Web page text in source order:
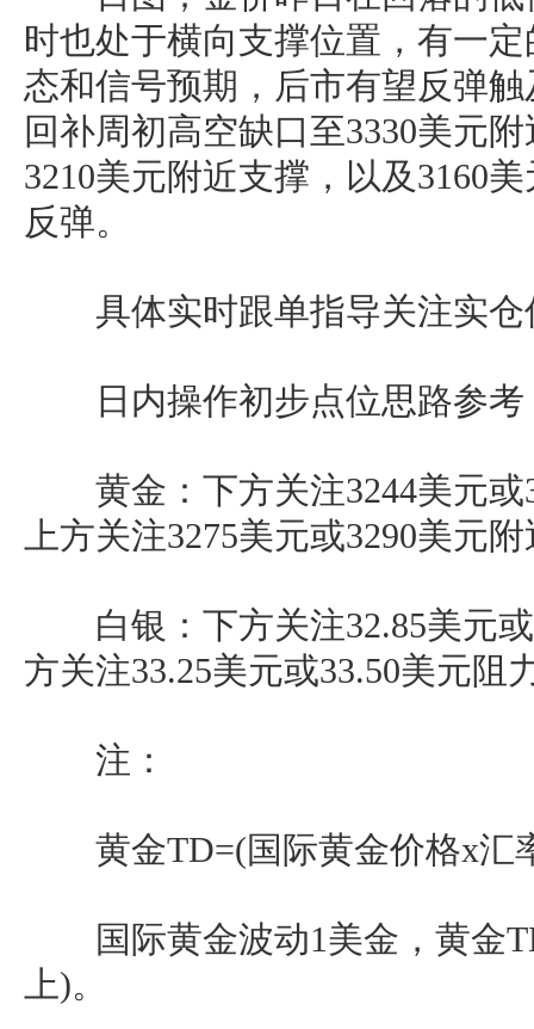
时也处于横向支撑位置，有一
态和信号预期，后市有望反弹
回补周初高空缺口至3330美元
3210美元附近支撑，以及3160
反弹。
具体实时跟单指导关注实仓
日内操作初步点位思路参考
黄金：下方关注3244美元或
上方关注3275美元或3290美元
白银：下方关注32.85美元或
方关注33.25美元或33.50美元阻
注：
黄金TD=(国际黄金价格x汇
国际黄金波动1美金，黄金
上)。